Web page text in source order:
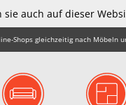
auch auf dieser
Shops gleichzeitig nach Möbeln